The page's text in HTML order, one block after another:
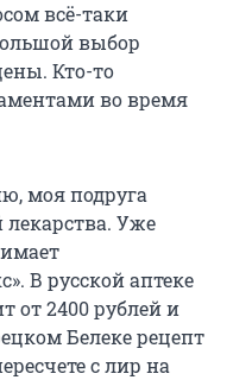
всё-таки
выбор
Кто-то
во время
моя подруга
Уже
В русской аптеке
от 2400 рублей и
Белеке рецепт
с лир на